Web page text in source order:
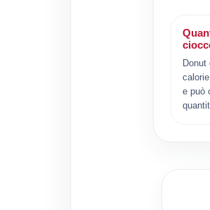
Donut
e può